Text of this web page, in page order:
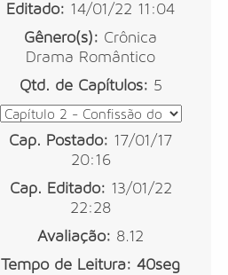
Editado: 14/01/22 11:04
Gênero(s): Crônica
Drama Romântico
Qtd. de Capítulos: 5
Cap. Postado: 17/01/17
20:16
Cap. Editado: 13/01/22
22:28
Avaliação: 8.12
Tempo de Leitura: 40seg